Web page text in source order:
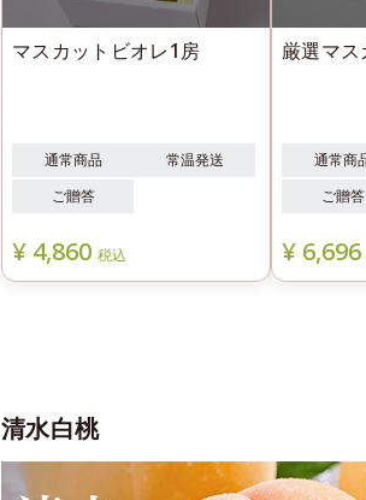
マスカットビオレ1房
通常商品
常温発送
ご贈答
¥ 4,860 税込
厳選マ
通常商
ご贈答
¥ 6,696
清水白桃